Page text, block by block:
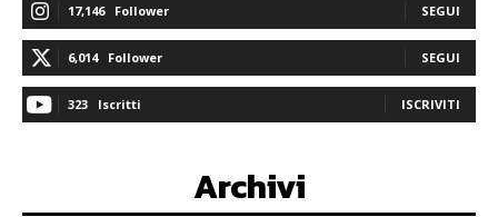
17,146 Follower SEGUI
6,014 Follower SEGUI
323 Iscritti ISCRIVITI
Archivi